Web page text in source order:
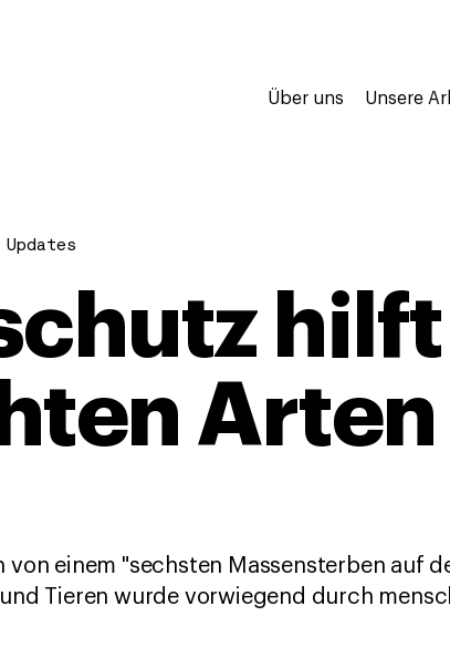
Über uns Unsere
Updates
hilft
Arten
einem "sechsten Massensterben auf
Tieren wurde vorwiegend durch